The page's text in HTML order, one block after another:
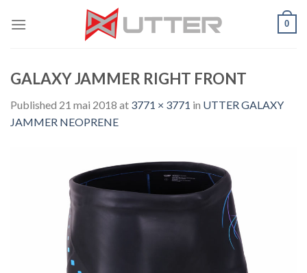
0
GALAXY JAMMER RIGHT FRONT
Published 21 mai 2018 at 3771 × 3771 in UTTER GALAXY
JAMMER NEOPRENE